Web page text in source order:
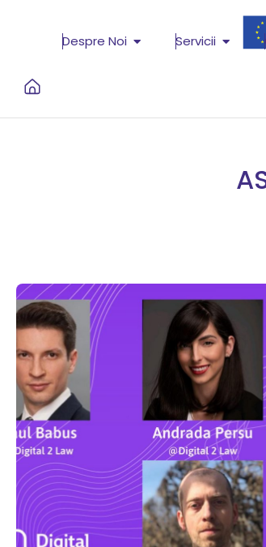
Despre Noi Servicii